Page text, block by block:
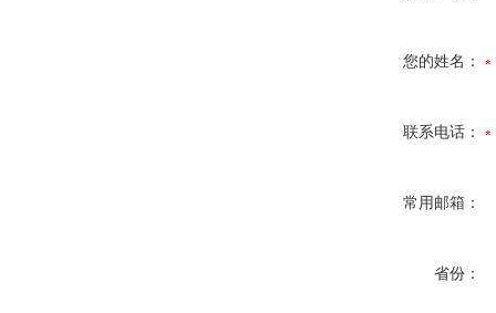
您的姓名：
联系电话：
常用邮箱：
省份：